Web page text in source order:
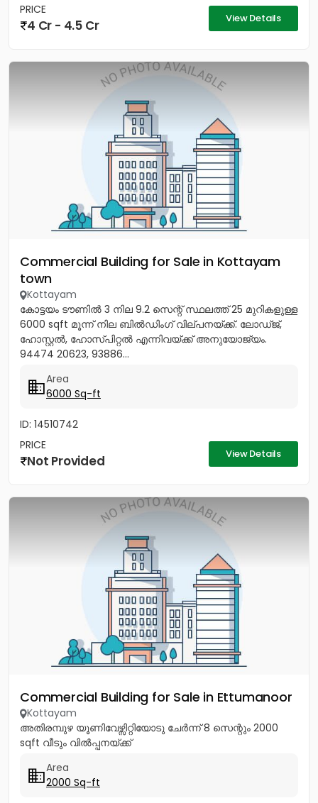
PRICE
4 Cr - 4.5 Cr View Details
Commercial Building for Sale in Kottayam
town
Kottayam
കോട്ടയം ടൗണിൽ 3 നില 9.2 സെന്റ് സ്ഥലത്ത് 25 മുറികളുള്ള
6000 sqft മൂന്ന് നില ബിൽഡിംഗ് വില്പനയ്ക്ക്. ലോഡ്ജ്,
ഹോസ്റ്റൽ, ഹോസ്പിറ്റൽ എന്നിവയ്‌ക്ക്‎ അനുയോജ്യം.
94474 20623, 93886...
Area
6000 Sq-ft
ID: 14510742
PRICE
Not Provided View Details
Commercial Building for Sale in Ettumanoor
Kottayam
അതിരമ്പുഴ യൂണിവേഴ്സിറ്റിയോടു ചേർന്ന് 8 സെന്റും 2000
sqft വീടും വിൽപ്പനയ്ക്ക്
Area
2000 Sq-ft